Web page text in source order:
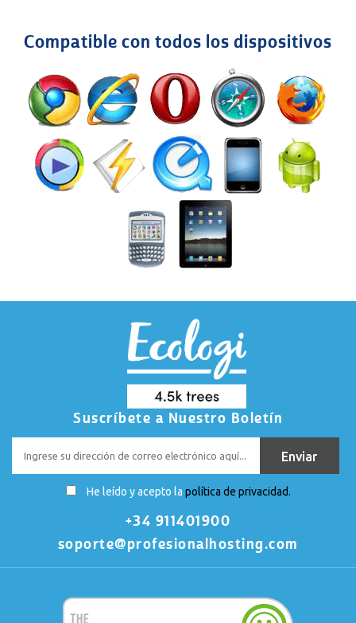
Compatible con todos los dispositivos
Suscríbete a Nuestro Boletín
He leído y acepto la política de privacidad.
+34 911401900
soporte@profesionalhosting.com